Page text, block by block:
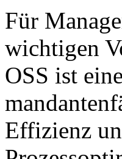
Für
wichtigen
OSS ist
Effizienz